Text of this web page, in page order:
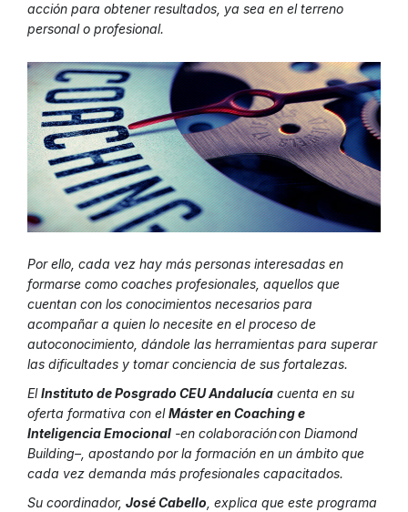
acción para obtener resultados, ya sea en el terreno
personal o profesional.
Por ello, cada vez hay más personas interesadas en
formarse como coaches profesionales, aquellos que
cuentan con los conocimientos necesarios para
acompañar a quien lo necesite en el proceso de
autoconocimiento, dándole las herramientas para superar
las dificultades y tomar conciencia de sus fortalezas.
ElInstituto de Posgrado CEU Andalucía cuenta en su
oferta formativa con elMáster en Coaching e
Inteligencia Emocional -en colaboración con Diamond
Building–, apostando por la formación en un ámbito que
cada vez demanda más profesionales capacitados.
Su coordinador, José Cabello , explica que este programa